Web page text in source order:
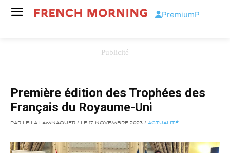
PremiumP
Première édition des Trophées des
Français du Royaume-Uni
PAR LEILA LAMNAOUER / LE 17 NOVEMBRE 2023 / ACTUALITÉ